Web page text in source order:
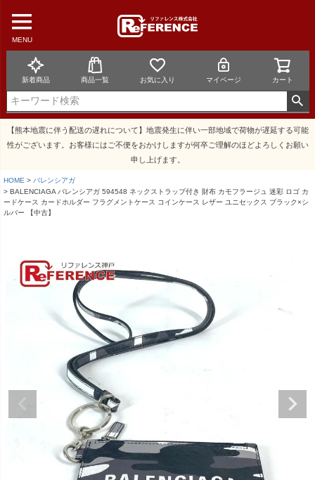
MENU
新着商品 商品一覧 お気に入り マイページ カート
【熊本地震に伴う配送の遅れについて】地震発生に伴い一部地域で荷物が遅延する可能
性がございます。お客様にはご不便をおかけしますが何卒ご理解のほどよろしくお願い
申し上げます。
HOME
バレンシアガ
BALENCIAGA バレンシアガ 594548 ネックストラップ付き 財布 カモフラージュ 迷彩 ロゴ カ
ードケース カードホルダー フラグメントケース コインケース レザー ユニセックス ブラック×シ
ルバー 【中古】